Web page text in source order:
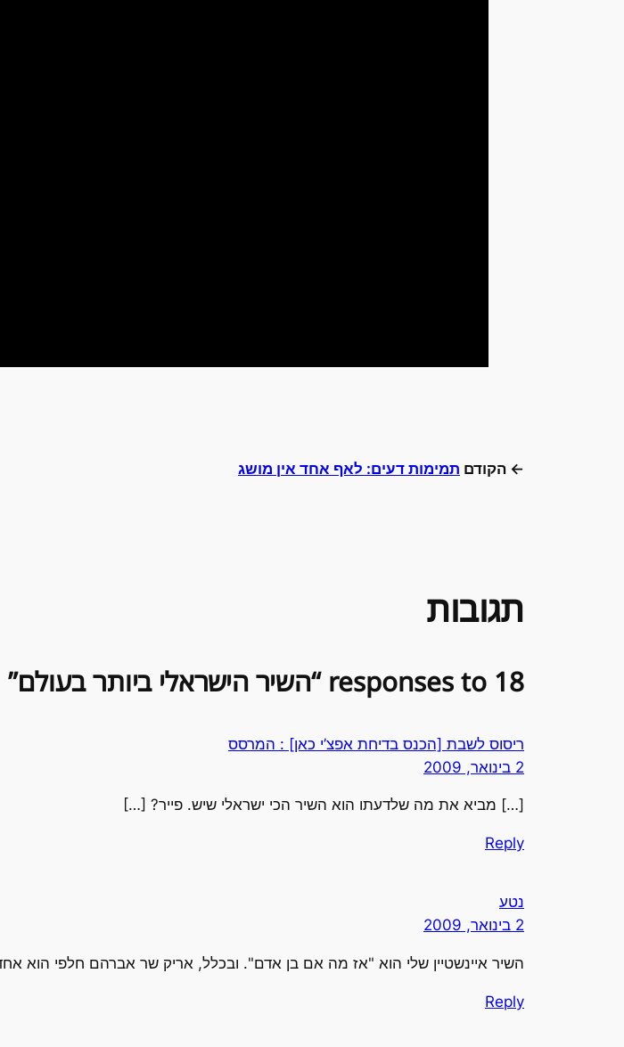
← הקודם תמימות דעים: לאף אחד אין מושג
תגובות
18 responses to “השיר הישראלי ביותר בעולם”
ריסוס לשבת [הכנס בדיחת אפצ’י כאן] : המרסס
2 בינואר, 2009
[…] מביא את מה שלדעתו הוא השיר הכי ישראלי שיש. פייר? […]
Reply
נטע
2 בינואר, 2009
השיר איינשטיין שלי הוא "אז מה אם בן אדם". ובכלל, אריק שר אברהם חלפי הוא
Reply